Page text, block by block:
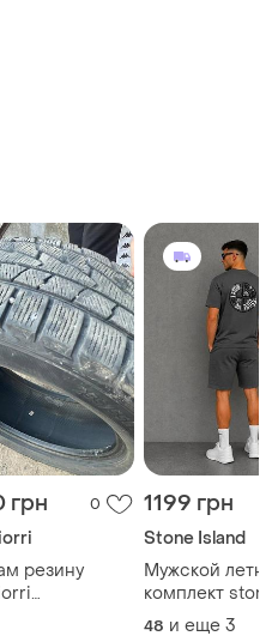
грн 0
резину
1199 грн
Stone Island
Мужской
комплект stone
island
48 и еще 3